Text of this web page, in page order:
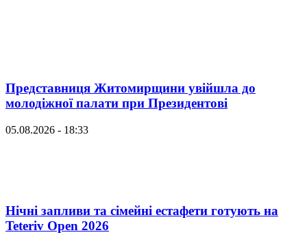
Представниця Житомирщини увійшла до
молодіжної палати при Президентові
05.08.2026 - 18:33
Нічні запливи та сімейні естафети готують на
Teteriv Open 2026